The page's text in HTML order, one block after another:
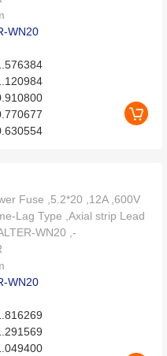
WN20
Fuse ,5.2*20 ,12A ,600V
Lag Type ,Axial strip Lead
WN20 ,-
WN20